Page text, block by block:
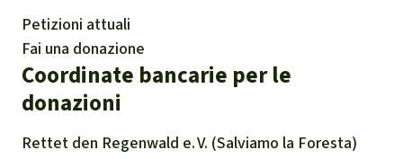
Tagliare il carbonio senza foreste 2022. Gli
scienziati chiedono di porre fine alla
combustione di biomassa forestale a scopo
energetico per il bene della natura e della
chiedere la fine della biomassa forestale su
Petizioni attuali
Fai una donazione
Coordinate bancarie per le
donazioni
Rettet den Regenwald e. V. (Salviamo la Foresta)